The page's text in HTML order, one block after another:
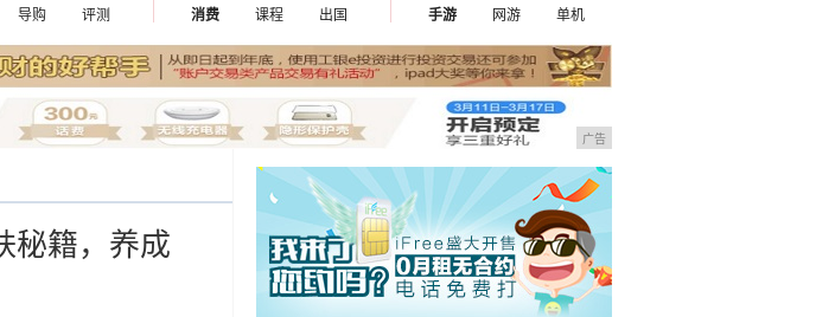
导购 评测
消费
课程 出国
手游
网游 单机
广告
秘籍，养成